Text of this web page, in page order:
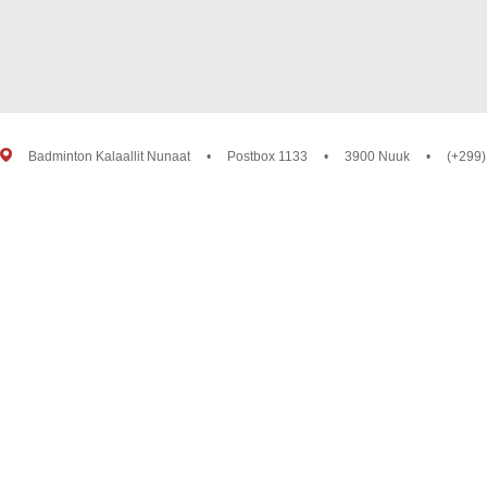
Badminton Kalaallit Nunaat • Postbox 1133 • 3900 Nuuk •